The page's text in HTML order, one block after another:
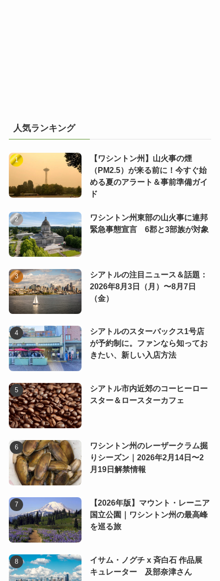
人気ランキング
【ワシントン州】山火事の煙
（PM2.5）が来る前に！今すぐ始
める夏のアラート＆事前準備ガイ
ド
ワシントン州東部の山火事に連邦
緊急事態宣言 6郡と3部族が対象
シアトルの注目ニュース＆話題：
2026年8月3日（月）〜8月7日
（金）
シアトルのスターバックス1号店
が予約制に。ファンなら知ってお
きたい、新しい入店方法
シアトル市内近郊のコーヒーロー
スター＆ロースターカフェ
ワシントン州のレーザークラム掘
りシーズン｜2026年2月14日〜2
月19日解禁情報
【2026年版】マウント・レーニア
国立公園｜ワシントン州の最高峰
を巡る旅
イサム・ノグチ x 斉白石 作品展
キュレーター 及部奈津さん